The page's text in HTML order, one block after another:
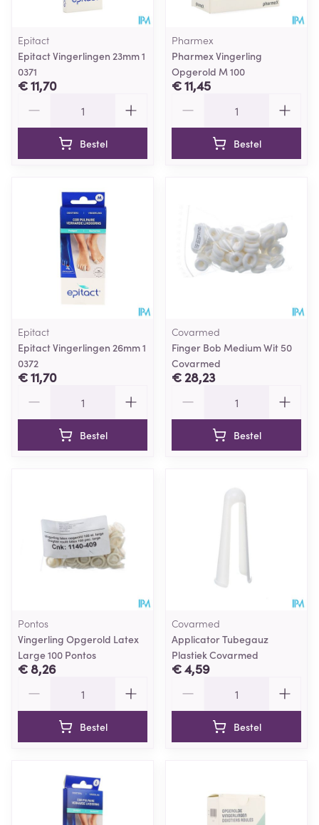
Epitact
Epitact Vingerlingen 23mm 1
0371
€ 11,70
Bestel
Pharmex
Pharmex Vingerling
Opgerold M 100
€ 11,45
Bestel
Epitact
Epitact Vingerlingen 26mm 1
0372
€ 11,70
Bestel
Covarmed
Finger Bob Medium Wit 50
Covarmed
€ 28,23
Bestel
Pontos
Vingerling Opgerold Latex
Large 100 Pontos
€ 8,26
Bestel
Covarmed
Applicator Tubegauz
Plastiek Covarmed
€ 4,59
Bestel